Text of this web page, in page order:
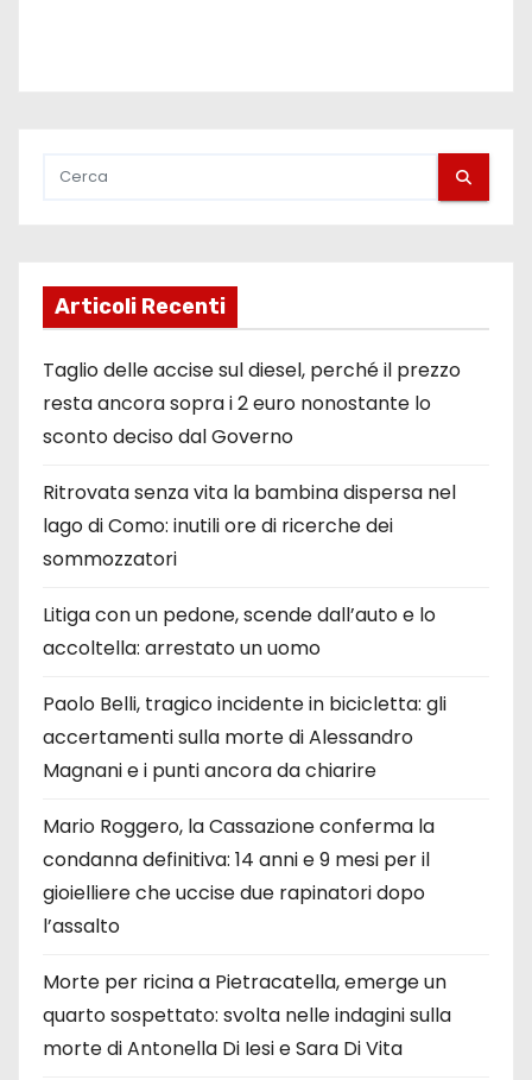
Articoli Recenti
Taglio delle accise sul diesel, perché il prezzo
resta ancora sopra i 2 euro nonostante lo
sconto deciso dal Governo
Ritrovata senza vita la bambina dispersa nel
lago di Como: inutili ore di ricerche dei
sommozzatori
Litiga con un pedone, scende dall’auto e lo
accoltella: arrestato un uomo
Paolo Belli, tragico incidente in bicicletta: gli
accertamenti sulla morte di Alessandro
Magnani e i punti ancora da chiarire
Mario Roggero, la Cassazione conferma la
condanna definitiva: 14 anni e 9 mesi per il
gioielliere che uccise due rapinatori dopo
l’assalto
Morte per ricina a Pietracatella, emerge un
quarto sospettato: svolta nelle indagini sulla
morte di Antonella Di Iesi e Sara Di Vita